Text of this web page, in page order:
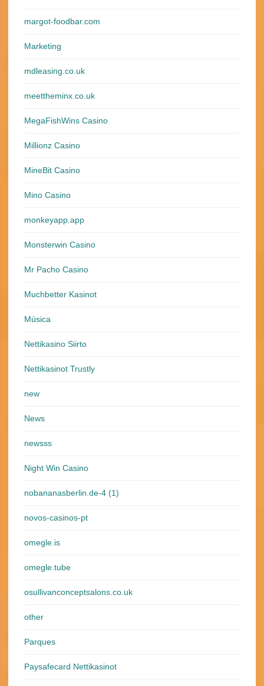
margot-foodbar.com
Marketing
mdleasing.co.uk
meettheminx.co.uk
MegaFishWins Casino
Millionz Casino
MineBit Casino
Mino Casino
monkeyapp.app
Monsterwin Casino
Mr Pacho Casino
Muchbetter Kasinot
Música
Nettikasino Siirto
Nettikasinot Trustly
new
News
newsss
Night Win Casino
nobananasberlin.de-4 (1)
novos-casinos-pt
omegle.is
omegle.tube
osullivanconceptsalons.co.uk
other
Parques
Paysafecard Nettikasinot